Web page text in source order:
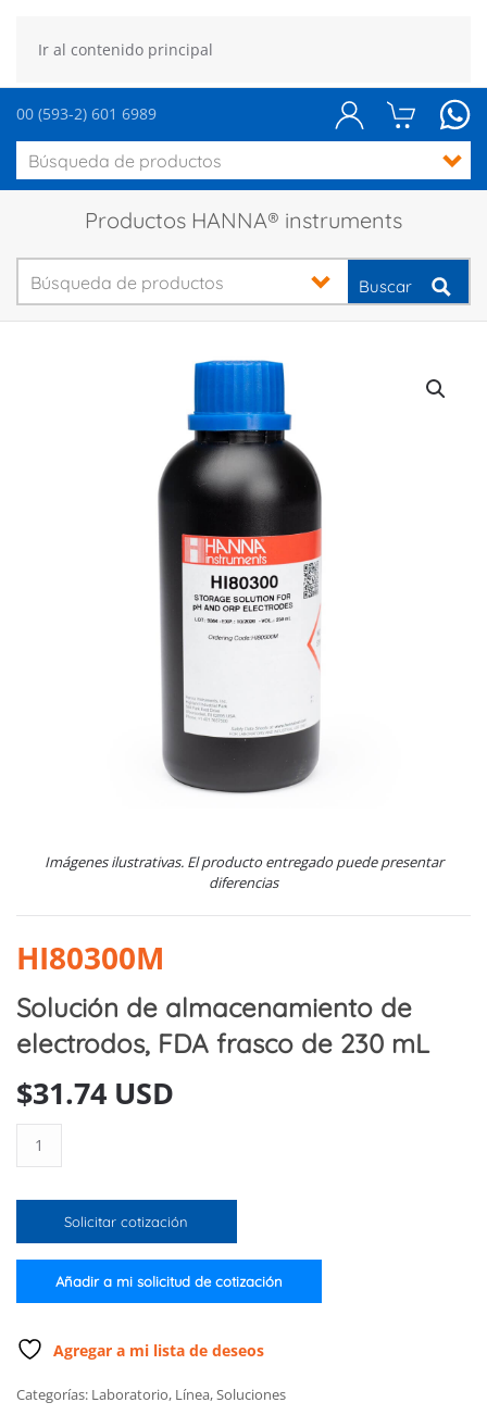
Ir al contenido principal
00 (593-2) 601 6989
Productos HANNA® instruments
Buscar
Imágenes ilustrativas. El producto entregado puede presentar
diferencias
HI80300M
Solución de almacenamiento de
electrodos, FDA frasco de 230 mL
$31.74 USD
de
electrodos,
frasco
de
mL
Solicitar cotización
Añadir a mi solicitud de cotización
Agregar a mi lista de deseos
Categorías: Laboratorio, Línea,Soluciones